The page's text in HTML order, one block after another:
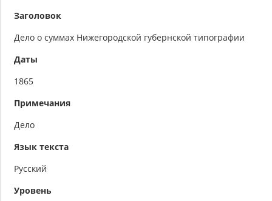
Заголовок
Дело о суммах Нижегородской губернской типографии
Даты
1865
Примечания
Дело
Язык текста
Русский
Уровень